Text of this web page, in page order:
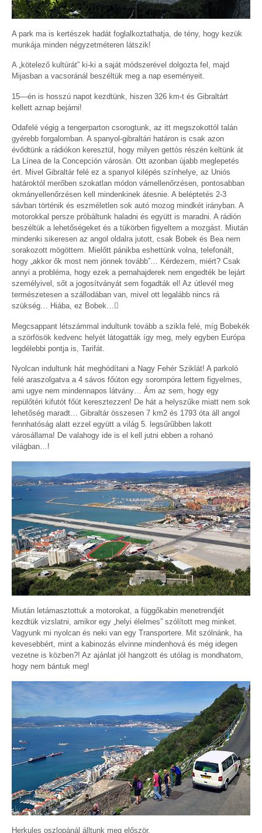
A park ma is kertészek hadát foglalkoztathatja, de tény, hogy kezük
munkája minden négyzetméteren látszik!
A „kötelező kultúrát” ki-ki a saját módszerével dolgozta fel, majd
Mijasban a vacsoránál beszéltük meg a nap eseményeit.
15—én is hosszú napot kezdtünk, hiszen 326 km-t és Gibraltárt
kellett aznap bejárni!
Odafelé végig a tengerparton csorogtunk, az itt megszokottól talán
gyérebb forgalomban. A spanyol-gibraltári határon is csak azon
évődtünk a rádiókon keresztül, hogy milyen gettós részén keltünk át
La Línea de la Concepción városán. Ott azonban újabb meglepetés
ért. Mivel Gibraltár felé ez a spanyol kilépés színhelye, az Uniós
határoktól merőben szokatlan módon vámellenőrzésen, pontosabban
okmányellenőrzésen kell mindenkinek átesnie. A beléptetés 2-3
sávban történik és eszméletlen sok autó mozog mindkét irányban. A
motorokkal persze próbáltunk haladni és együtt is maradni. A rádión
beszéltük a lehetőségeket és a tükörben figyeltem a mozgást. Miután
mindenki sikeresen az angol oldalra jutott, csak Bobek és Bea nem
sorakozott mögöttem. Mielőtt pánikba eshettünk volna, telefonált,
hogy „akkor ők most nem jönnek tovább”… Kérdezem, miért? Csak
annyi a probléma, hogy ezek a pernahajderek nem engedték be lejárt
személyivel, sőt a jogosítványát sem fogadták el! Az útlevél meg
természetesen a szállodában van, mivel ott legalább nincs rá
szükség… Hiába, ez Bobek…
Megcsappant létszámmal indultunk tovább a szikla felé, míg Bobekék
a szörfösök kedvenc helyét látogatták így meg, mely egyben Európa
legdélebbi pontja is, Tarifát.
Nyolcan indultunk hát meghódítani a Nagy Fehér Sziklát! A parkoló
felé araszolgatva a 4 sávos főúton egy sorompóra lettem figyelmes,
ami ugye nem mindennapos látvány… Ám az sem, hogy egy
repülőtéri kifutót főút keresztezzen! De hát a helyszűke miatt nem sok
lehetőség maradt… Gibraltár összesen 7 km2 és 1793 óta áll angol
fennhatóság alatt ezzel együtt a világ 5. legsűrűbben lakott
városállama! De valahogy ide is el kell jutni ebben a rohanó
világban…!
Miután letámasztottuk a motorokat, a függőkabin menetrendjét
kezdtük vizslatni, amikor egy „helyi élelmes” szólított meg minket.
Vagyunk mi nyolcan és neki van egy Transportere. Mit szólnánk, ha
kevesebbért, mint a kabinozás elvinne mindenhová és még idegen
vezetne is közben?! Az ajánlat jól hangzott és utólag is mondhatom,
hogy nem bántuk meg!
Herkules oszlopánál álltunk meg először.